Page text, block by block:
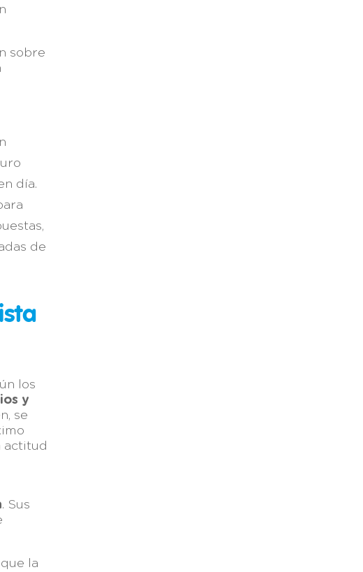
sobre
día.
de
los
y
se
actitud
. Sus
la